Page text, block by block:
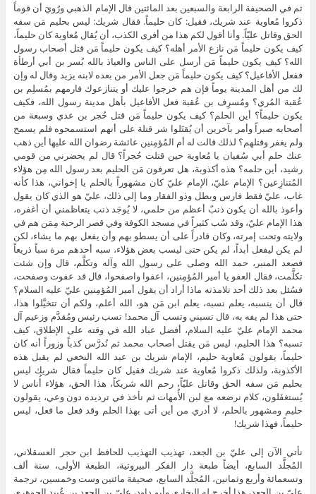
ثم في الصحيفة الرابعة والسبعين بعد المائتين قال الإمام الذهبي ورُويَ أن قوماً
ذكروا مُعاوية عند شريك، فقيل: كان حليماً. فقال شريك: ليس بحليم مَن سفه
الحق وقاتل عليّاً. وأنا أقول لكم هذا من أفرى الكذب، أن يُقال مُعاوية كان حليماً،
كيف يكون حليماً مَن نازع الأمر أهله؟ كيف يكون حليماً مَن قتل أصحاب رسول
الله؟ كيف يكون حليماً مَن أرسل على الناس والعياذ بالله بُسر بن أبي أرطأة
ففعل الأفاعيل؟ كيف يكون حليماً مَن جعل الأمر من بعده لابنه يزيد وقال له وإن
لك من أهل المدينة يوماً فإن هم خرجوا عليك أو يتنازعوك فارمهم بمُسلِم بن
عُقبة المُري؟ ومُسرِف بن عُقبة فعل الأفاعيل بأهل مدينة رسول الله، فكيف
يكون حليماً؟ أين الحلم؟ كيف يكون حليماً مَن قتل حُجر بن عدي وسبعة من
أصحابه صبراً وأمر بآخرين أن يُقتَلوا شر قتلة على أنهم استسمحوه فلم يسمح
ولم يغفر وقتلهم؟ لذلك قالت له أم المُؤمِنين عائشة رضوان الله عليها أين ذهب
عنك حلم أبي سُفيان يا مُعاوية حين قتلت حُجراً؟ قال لم يحضرني من قومي
رشيد، أين حلمه؟ هذه أكذوبة، هل تعرفون مَن الحليم بعد رسول الله مِن هؤلاء
المُتنازِعين؟ الإمام عليّ، الإمام عليّ كان مشهوراً بالحلم يا إخواني، هذا كأنه
غاب، عليّ فقط فارس وبطل وذو الفقار وما إلى ذلك، عليّ هو الذي كان يقول
وأعوذ بالله أن يكون ذنبٌ أعظم من حلمي، لا يُوجَد ذنب يتعاظمني أن أغفره،
هذا الإمام عليّ، وقد سُب كثيراً في مسجد الكوفة وفي قصر الرحبة مِمَن هم في
ولايته وتحت إمرته، وكان قادراً على أن يسطو بهم وأن يفعل بهم ما يشاء، لكن
لم يكن ليفعل أبداً، لم يكن حتى ليسب بعض هؤلاء، سبه أحدهم مرة سباً ذريعاً
فصعد المنبر، حمد الله وصلى على رسول الله وآله وتكلَّم، قال وإن شئت
تكلَّمت، فقال العفو يا أمير المُؤمِنين، اعفوا واصفحوا، قال قد عفوت وصفحت،
فسُئل بعد ذلك أحد تلامذته ماذا أراد أن يقول أمير المُؤمِنين عليّ عليه السلام؟
قال أن ينسبه، يعلم نسبه، يعلم ابن مَن هو، الله أعلم، ولكم أن تتخيَّلوا هذا،
حتى هذا لم يفه به، قال تسبني وتسب آل محمد! تسب رئيس ومُقدَّم وزعيم آل
محمد الإمام عليّ عليه السلام، أفضل عباد الله في وقته على الإطلاق، كيف
تسبه؟ هذا الحليم، ليس مَن يقتل أصحاب محمد ثم نُدرَّس كذباً وزوراً أنه كان
حليماً، يقولون مُعاوية حليم، الإمام شريك بن عبد الله النخعي لم يقبل هذه
الأكذوبة، ولذلك ذكروا مُعاوية عند شريك فقيل كان حليماً فقال شريك ليس
بحليم مَن سفه الحق وقاتل عليّاً، رحم الله شريكاً، هذا الحق، هؤلاء أُناس لا
يُستغفَلون، كلام نرضعه مع لبن الأُمهات ثم نأخذ في ترديده دون وعي، يقولون
حليم ومشهور بالحلم، لا أدري من أين أتى بهذا الحلم وقد فعل ما فعل، ليس
حليماً، فهذا شريك!
نأتي الآن إلى عليّ بن الجعد، تهذيب التهذيب للحافظ ابن حجر العسقلاني،
المُجلَّد السابع، أيضاً طبعة دار الفكر البيروتية، الطبعة الأولى، سنة ألف
وتسعمائة وأربع وثمانين، المُجلَّد السابع، صحيفة مائتين وست وخمسين، ترجمة